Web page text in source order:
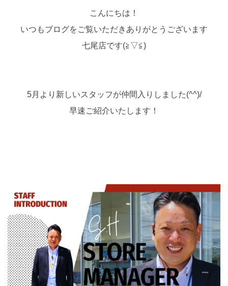
こんにちは！
いつもブログをご覧いただきありがとうございます
七尾店です(≧▽≦)
5月より新しいスタッフが仲間入りしました(^^)/
早速ご紹介いたします！